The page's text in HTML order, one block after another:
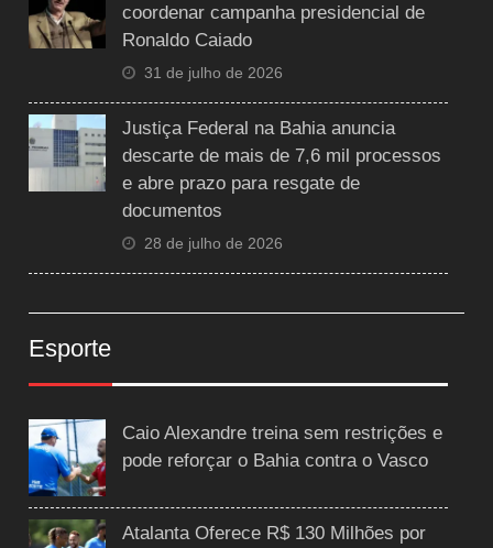
coordenar campanha presidencial de
Ronaldo Caiado
31 de julho de 2026
Justiça Federal na Bahia anuncia
descarte de mais de 7,6 mil processos
e abre prazo para resgate de
documentos
28 de julho de 2026
Esporte
Caio Alexandre treina sem restrições e
pode reforçar o Bahia contra o Vasco
Atalanta Oferece R$ 130 Milhões por